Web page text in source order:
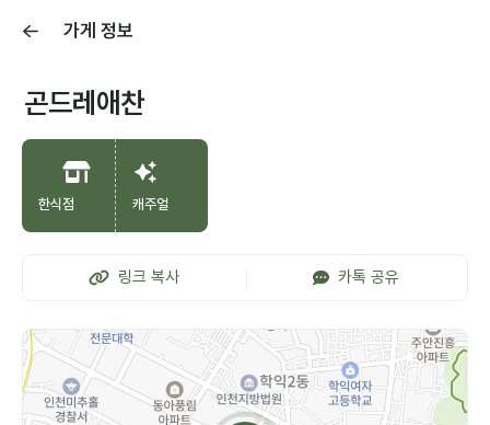
가게 정보
곤드레애찬
한식점 캐주얼
링크 복사 카톡 공유